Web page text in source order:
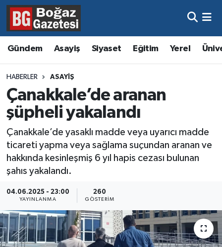
Gündem Asayiş Siyaset Eğitim Yerel
HABERLER ASAYIŞ
Çanakkale’de aranan
şüpheli yakalandı
Çanakkale’de yasaklı madde veya uyarıcı madde
ticareti yapma veya sağlama suçundan aranan ve
hakkında kesinleşmiş 6 yıl hapis cezası bulunan
şahıs yakalandı.
04.06.2025 - 23:00
YAYINLANMA
260
GÖSTERIM
Asayiş
Eğitim
Ekonomi
Gündem
Kültür ve Sanat
Resmi İlanlar
Sağlık
Hava Durumu
Trafik Durumu
Süper Lig Puan Durumu ve Fikstür
Tüm Manşetler
Son Dakika Haberleri